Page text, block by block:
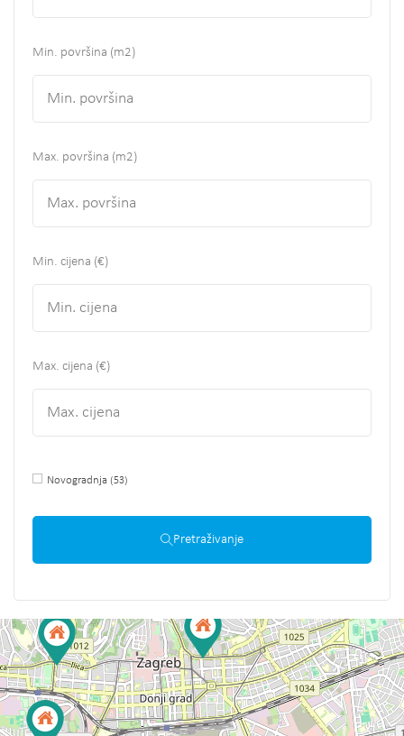
Min. površina (m2)
Max. površina (m2)
Min. cijena (€)
Max. cijena (€)
Novogradnja (53)
Pretraživanje